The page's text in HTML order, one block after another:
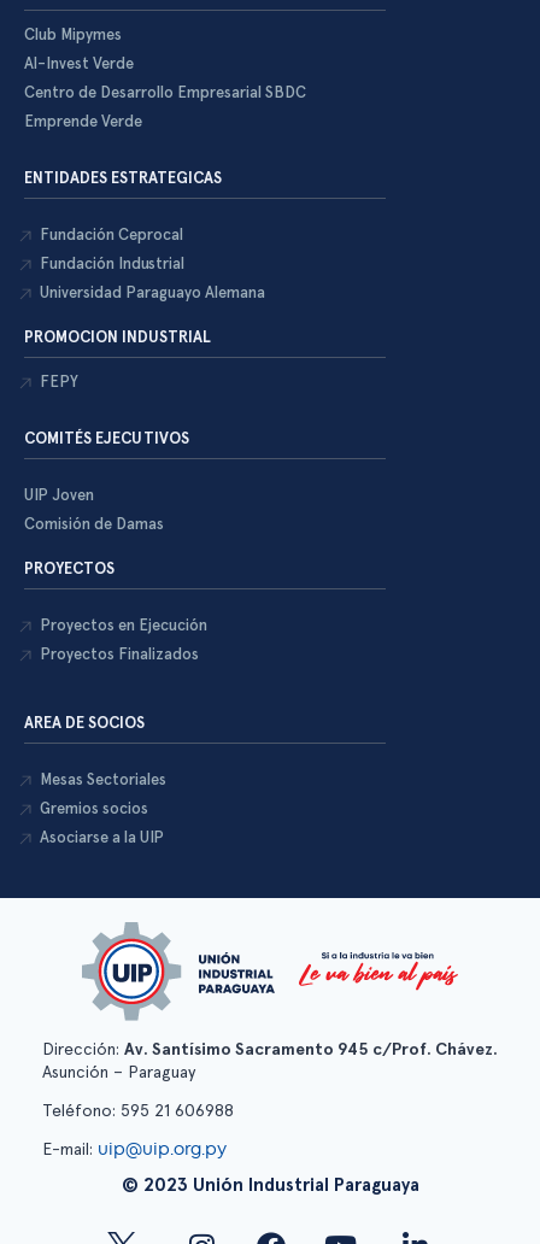
Club Mipymes
Al-Invest Verde
Centro de Desarrollo Empresarial SBDC
Emprende Verde
ENTIDADES ESTRATEGICAS
Fundación Ceprocal
Fundación Industrial
Universidad Paraguayo Alemana
PROMOCION INDUSTRIAL
FEPY
COMITÉS EJECUTIVOS
UIP Joven
Comisión de Damas
PROYECTOS
Proyectos en Ejecución
Proyectos Finalizados
AREA DE SOCIOS
Mesas Sectoriales
Gremios socios
Asociarse a la UIP
Dirección: Av. Santísimo Sacramento 945 c/Prof. Chávez.
Asunción – Paraguay
Teléfono: 595 21 606988
E-mail: uip@uip.org.py
© 2023 Unión Industrial Paraguaya